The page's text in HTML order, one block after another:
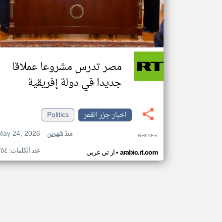
مصر تدرس مشروعا عملاقا
جديدا في دولة إفريقية
اخبار جزر القمر
Politics
24, 2026
منذ شهرين NH91ES
ار تي عربي• arabic.rt.com عدد الكلمات: ٢٥٤